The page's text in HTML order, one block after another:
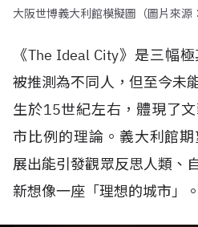
大阪世博義大利館模擬圖（圖片來源
《The Ideal City》是三幅
被推測為不同人，但至今未
生於15世紀左右，體現了
市比例的理論。義大利館
展出能引發觀眾反思人類、
新想像一座「理想的城市」。